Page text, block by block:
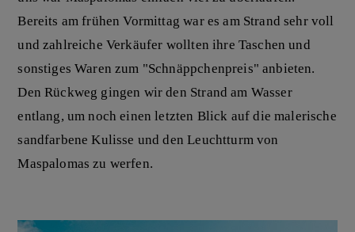
Bereits am frühen Vormittag war es am Strand sehr voll
und zahlreiche Verkäufer wollten ihre Taschen und
sonstiges Waren zum "Schnäppchenpreis" anbieten.
Den Rückweg gingen wir den Strand am Wasser
entlang, um noch einen letzten Blick auf die malerische
sandfarbene Kulisse und den Leuchtturm von
Maspalomas zu werfen.